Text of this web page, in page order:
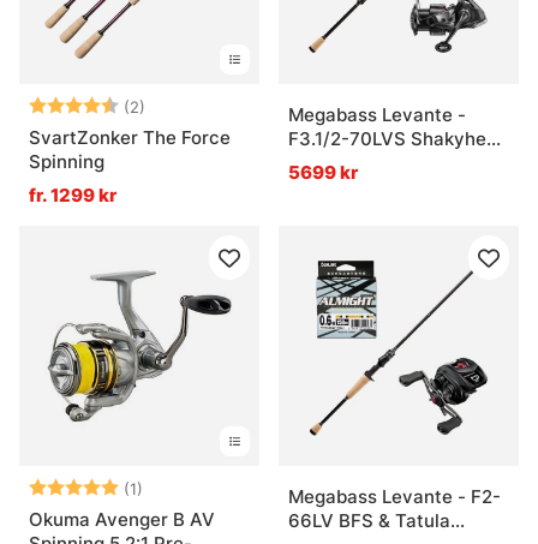
Betyg: (2)
4.5 utav 5 stjärnor
SvartZonker The Force
Spinning
fr. 1299 kr
Megabass Levante -
F3.1/2-70LVS Shakyhead
Combo
5699 kr
Betyg: (1)
5.0 utav 5 stjärnor
Okuma Avenger B AV
Megabass Levante - F2-
66LV BFS & Tatula